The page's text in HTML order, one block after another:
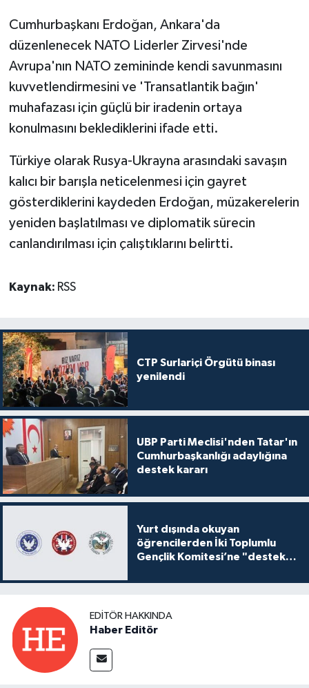
Cumhurbaşkanı Erdoğan, Ankara'da
düzenlenecek NATO Liderler Zirvesi'nde
Avrupa'nın NATO zemininde kendi savunmasını
kuvvetlendirmesini ve 'Transatlantik bağın'
muhafazası için güçlü bir iradenin ortaya
konulmasını beklediklerini ifade etti.
Türkiye olarak Rusya-Ukrayna arasındaki savaşın
kalıcı bir barışla neticelenmesi için gayret
gösterdiklerini kaydeden Erdoğan, müzakerelerin
yeniden başlatılması ve diplomatik sürecin
canlandırılması için çalıştıklarını belirtti.
Kaynak: RSS
CTP Surlariçi Örgütü binası
yenilendi
UBP Parti Meclisi'nden Tatar'ın
Cumhurbaşkanlığı adaylığına
destek kararı
Yurt dışında okuyan
öğrencilerden İki Toplumlu
Gençlik Komitesi’ne "destek
EDITÖR HAKKINDA
Haber Editör